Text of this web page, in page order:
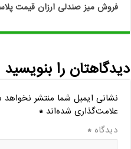
فروش میز صندلی ارزان قیمت
دیدگاهتان را بنویسید
نشانی ایمیل شما منتشر
علامت‌گذاری شده‌اند*
دیدگاه*